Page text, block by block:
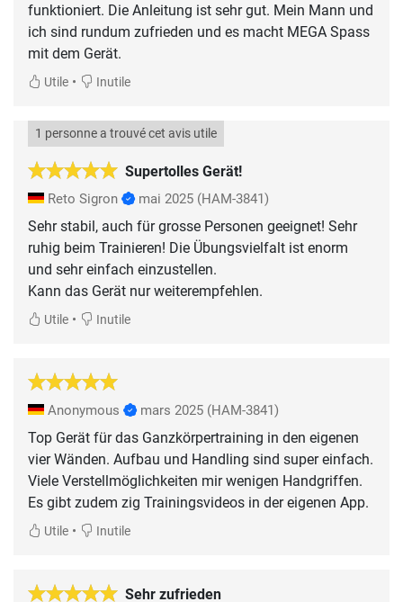
funktioniert. Die Anleitung ist sehr gut. Mein Mann und
ich sind rundum zufrieden und es macht MEGA Spass
mit dem Gerät.
Utile • Inutile
Supertolles Gerät!
1 personne a trouvé cet avis utile
Reto Sigron mai 2025 (HAM-3841)
Sehr stabil, auch für grosse Personen geeignet! Sehr
ruhig beim Trainieren! Die Übungsvielfalt ist enorm
und sehr einfach einzustellen.
Kann das Gerät nur weiterempfehlen.
Utile • Inutile
Anonymous mars 2025 (HAM-3841)
Top Gerät für das Ganzkörpertraining in den eigenen
vier Wänden. Aufbau und Handling sind super einfach.
Viele Verstellmöglichkeiten mir wenigen Handgriffen.
Es gibt zudem zig Trainingsvideos in der eigenen App.
Utile • Inutile
Sehr zufrieden